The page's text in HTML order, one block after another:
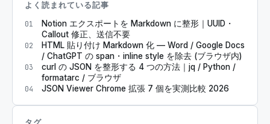
よく読まれている記事
01
Notion エクスポートを Markdown に整形｜UUID・
Callout 修正、送信不要
02
HTML 貼り付け Markdown 化 — Word / Google Docs
/ ChatGPT の span・inline style を除去 (ブラウザ内)
03
curl の JSON を整形する 4 つの方法｜jq / Python /
formatarc / ブラウザ
04 JSON Viewer Chrome 拡張 7 個を実測比較 2026